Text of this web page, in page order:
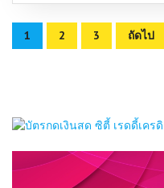
Posts
1 2 3 ถัดไป